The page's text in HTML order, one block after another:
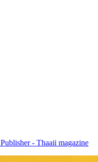
Publisher - Thaaii magazine